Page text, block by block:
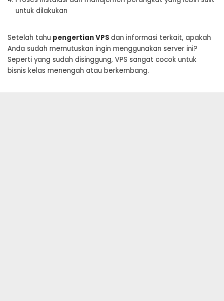
untuk dilakukan
Setelah tahu pengertian VPS dan informasi terkait, apakah
Anda sudah memutuskan ingin menggunakan server ini?
Seperti yang sudah disinggung, VPS sangat cocok untuk
bisnis kelas menengah atau berkembang.